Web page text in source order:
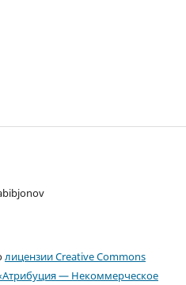
лицензии Creative Commons
— Некоммерческое